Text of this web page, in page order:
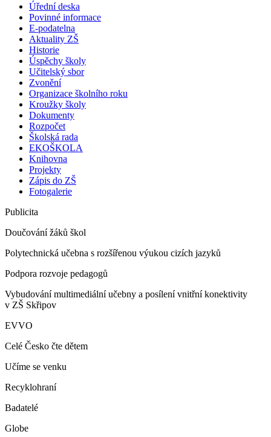
Úřední deska
Povinné informace
E-podatelna
Aktuality ZŠ
Historie
Úspěchy školy
Učitelský sbor
Zvonění
Organizace školního roku
Kroužky školy
Dokumenty
Rozpočet
Školská rada
EKOŠKOLA
Knihovna
Projekty
Zápis do ZŠ
Fotogalerie
Publicita
Doučování žáků škol
Polytechnická učebna s rozšířenou výukou cizích jazyků
Podpora rozvoje pedagogů
Vybudování multimediální učebny a posílení vnitřní konektivity
v ZŠ Skřipov
EVVO
Celé Česko čte dětem
Učíme se venku
Recyklohraní
Badatelé
Globe